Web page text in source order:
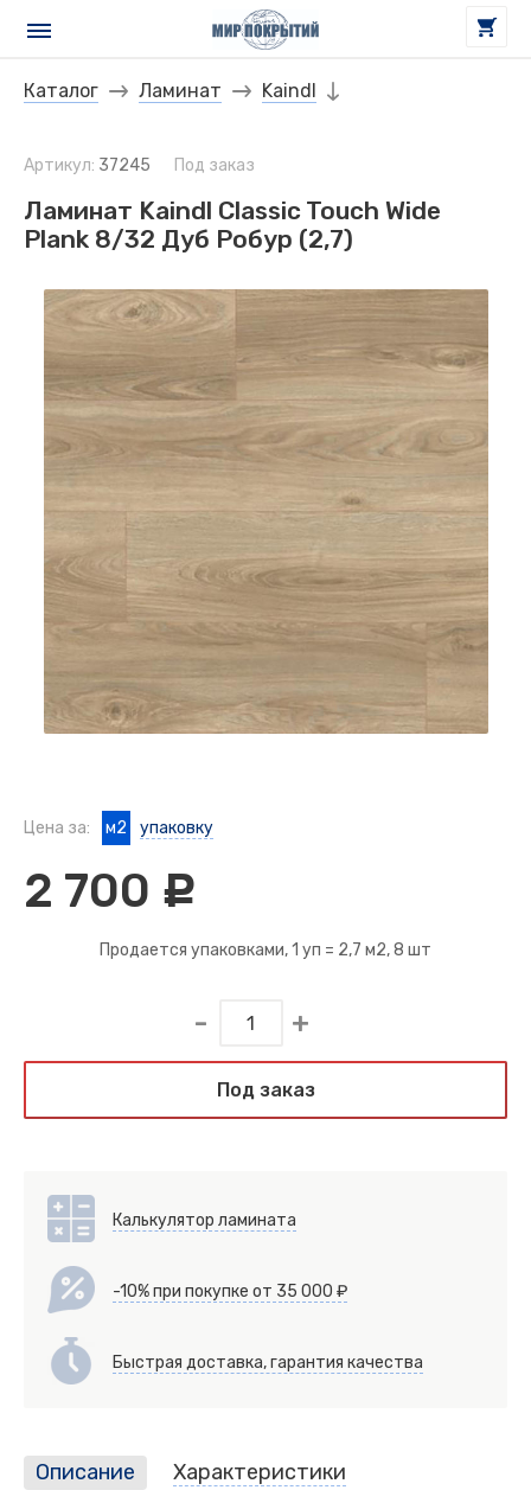
Каталог Ламинат Kaindl
Артикул: 37245 Под заказ
Ламинат Kaindl Classic Touch Wide
Plank 8/32 Дуб Робур (2,7)
Цена за: м2 упаковку
2 700 c
Продается упаковками, 1 уп = 2,7 м2, 8 шт
Под заказ
Калькулятор ламината
-10% при покупке от 35 000 ₽
Быстрая доставка, гарантия качества
Описание
Характеристики